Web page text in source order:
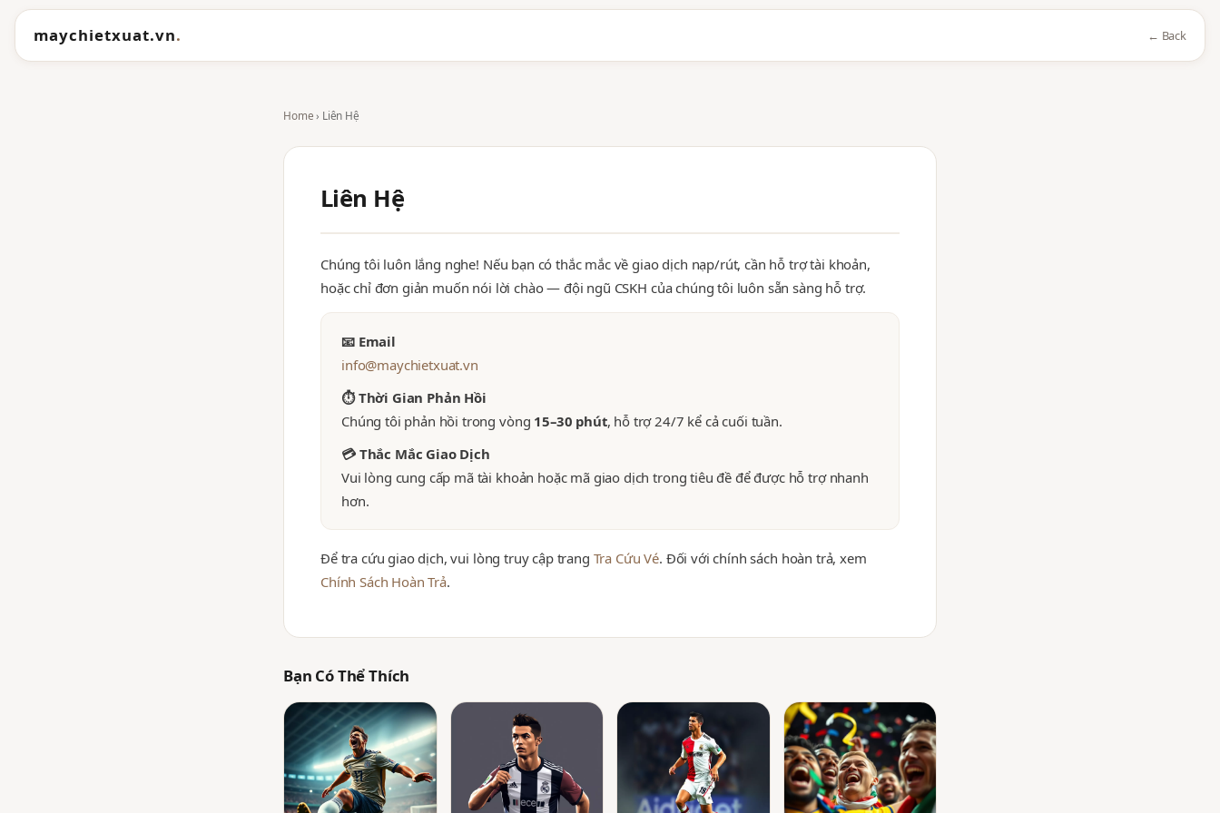
maychietxuat.vn. ← Back
Home› Liên Hệ
Liên Hệ
Chúng tôi luôn lắng nghe! Nếu bạn có thắc mắc về giao dịch nạp/rút, cần hỗ trợ tài khoản,
hoặc chỉ đơn giản muốn nói lời chào — đội ngũ CSKH của chúng tôi luôn sẵn sàng hỗ trợ.
📧 Email
info@maychietxuat.vn
⏱ Thời Gian Phản Hồi
Chúng tôi phản hồi trong vòng 15–30 phút, hỗ trợ 24/7 kể cả cuối tuần.
💳 Thắc Mắc Giao Dịch
Vui lòng cung cấp mã tài khoản hoặc mã giao dịch trong tiêu đề để được hỗ trợ nhanh
hơn.
Để tra cứu giao dịch, vui lòng truy cập trang Tra Cứu Vé. Đối với chính sách hoàn trả, xem
Chính Sách Hoàn Trả.
Bạn Có Thể Thích